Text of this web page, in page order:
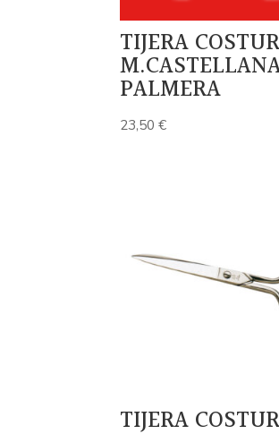
TIJERA
PALMERA
23,50€
TIJERA